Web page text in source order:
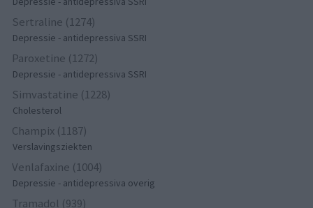
Sertraline (1274)
Depressie - antidepressiva SSRI
Paroxetine (1272)
Depressie - antidepressiva SSRI
Simvastatine (1228)
Cholesterol
Champix (1187)
Verslavingsziekten
Venlafaxine (1004)
Depressie - antidepressiva overig
Tramadol (939)